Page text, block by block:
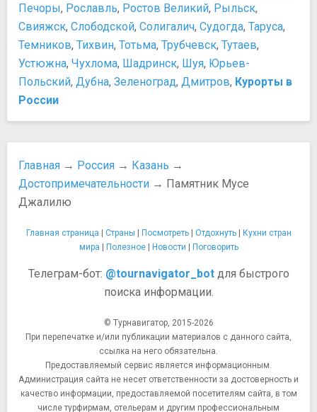
Печоры, Рославль, Ростов Великий, Рыльск,
Свияжск, Слободской, Солигалич, Судогда, Таруса,
Темников, Тихвин, Тотьма, Трубчевск, Тутаев,
Устюжна, Чухлома, Шадринск, Шуя, Юрьев-
Польский, Дубна, Зеленоград, Дмитров, Курорты в
России
Главная → Россия → Казань →
Достопримечательности → Памятник Мусе
Джалилю
Главная страница | Страны | Посмотреть| Отдохнуть| Кухни стран
мира | Полезное| Новости | Поговорить
Телеграм-бот: @tournavigator_botдля быстрого
поиска информации.
© Турнавигатор, 2015-2026
При перепечатке и/или публикации материалов с данного сайта,
ссылка на него обязательна.
Предоставляемый сервис является информационным.
Администрация сайта не несет ответственности за достоверность и
качество информации, предоставляемой посетителям сайта, в том
числе турфирмам, отельерам и другим профессиональным